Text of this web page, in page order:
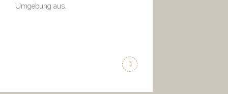
Umgebung aus.